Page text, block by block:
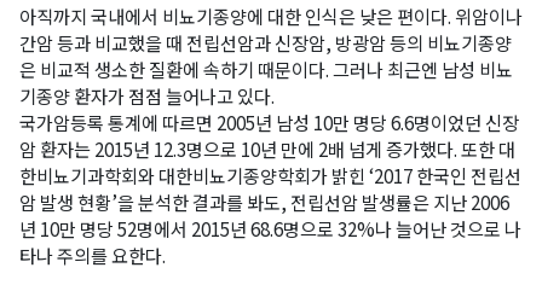
아직까지 국내에서 비뇨기종양에 대한 인식은 낮은 편이다. 위암이나
간암 등과 비교했을 때 전립선암과 신장암, 방광암 등의 비뇨기종양
은 비교적 생소한 질환에 속하기 때문이다. 그러나 최근엔 남성 비뇨
기종양 환자가 점점 늘어나고 있다.
국가암등록 통계에 따르면 2005년 남성 10만 명당 6.6명이었던 신장
암 환자는 2015년 12.3명으로 10년 만에 2배 넘게 증가했다. 또한 대
한비뇨기과학회와 대한비뇨기종양학회가 밝힌 ‘2017 한국인 전립선
암 발생 현황’을 분석한 결과를 봐도, 전립선암 발생률은 지난 2006
년 10만 명당 52명에서 2015년 68.6명으로 32%나 늘어난 것으로 나
타나 주의를 요한다.